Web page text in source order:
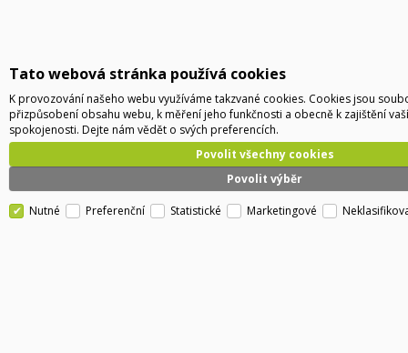
Tato webová stránka používá cookies
K provozování našeho webu využíváme takzvané cookies. Cookies jsou
přizpůsobení obsahu webu, k měření jeho funkčnosti a obecně k zajištění
spokojenosti. Dejte nám vědět o svých preferencích.
Povolit výběr
Povolit všechny cookies
Nutné Preferenční Statistické Marketingové